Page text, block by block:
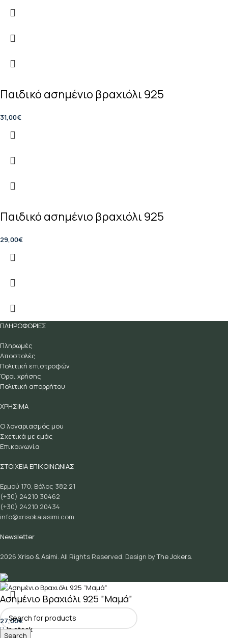
Παιδικό ασημένιο βραχιόλι 925
31,00€
Παιδικό ασημένιο βραχιόλι 925
29,00€
ΠΛΗΡΟΦΟΡΙΕΣ
Πληρωμές
Αποστολές
Πολιτική επιστροφών
Όροι χρήσης
Πολιτική απορρήτου
ΧΡΗΣΙΜΑ
Ο λογαριασμός μου
Σχετικά με εμάς
Επικοινωνία
ΣΤΟΙΧΕΙΑ ΕΠΙΚΟΙΝΩΝΙΑΣ
Ερμού 170, Βόλος 382 21
(+30) 24210 30462
(+30) 24210 20434
info@xrisokaiasimi.com
Newsletter
2026 Xriso & Asimi. All Rights Reserved. Design byThe Jokers.
Search
Ασημένιο Βραχιόλι 925 ”Μαμά”
27,00€
In stock